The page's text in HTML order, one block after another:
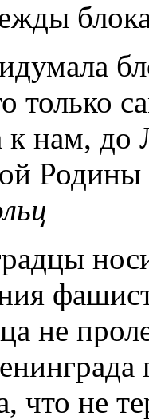
только
к нам, до
не
что не